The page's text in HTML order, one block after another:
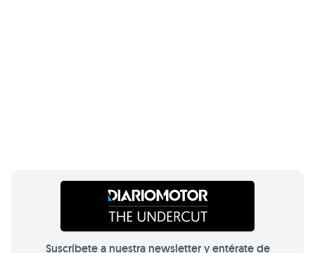
Suscríbete a nuestra newsletter y entérate de